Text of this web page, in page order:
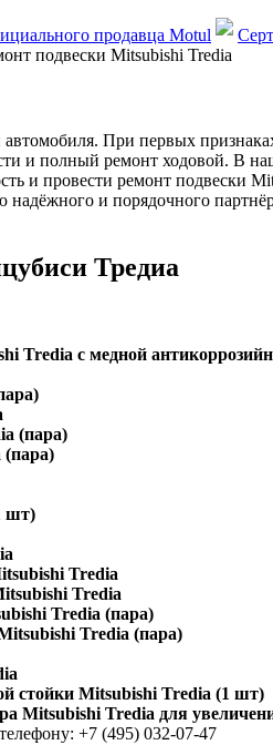
продавца Motul
подвески Mitsubishi Tredia
При первых
и полный ремонт ходовой. В
и провести ремонт подвески
надёжного и порядочного
Тредиа
Tredia с медной
(пара)
(пара)
шт)
Tredia
Tredia
Tredia (пара)
Tredia (пара)
стойки Mitsubishi Tredia (1 шт)
Mitsubishi Tredia для
+7 (495) 032-07-47